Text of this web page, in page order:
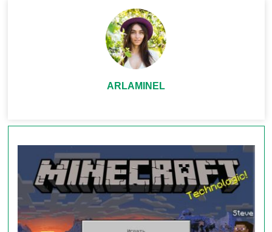
Улучшена навигация в меню настроек.
Обновлены элементы управления для более
удобного взаимодействия на мобильных
В этом обновлении могут быть добавлены
небольшие новые элементы, такие как новые
блоки, предметы или возможности, однако
основные крупные дополнения обычно
анонсируются отдельно.
ARLAMINEL